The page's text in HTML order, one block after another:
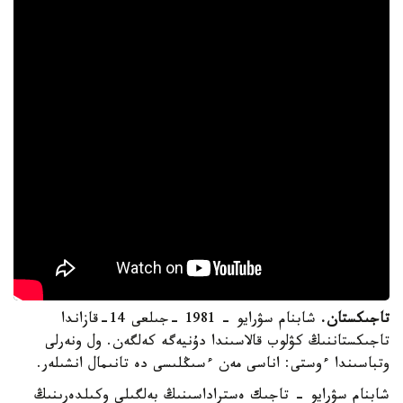
تاجىكستان.
شابنام سۋرايو - 1981 -جىلعى 14-قازاندا
تاجىكستاننىڭ كۋلوب قالاسىندا دۇنيەگە كەلگەن. ول ونەرلى
وتباسىندا ءوستى: اناسى مەن ءسىڭلىسى دە تانىمال انشىلەر.
شابنام سۋرايو - تاجىك ەستراداسىنىڭ بەلگىلى وكىلدەرىنىڭ